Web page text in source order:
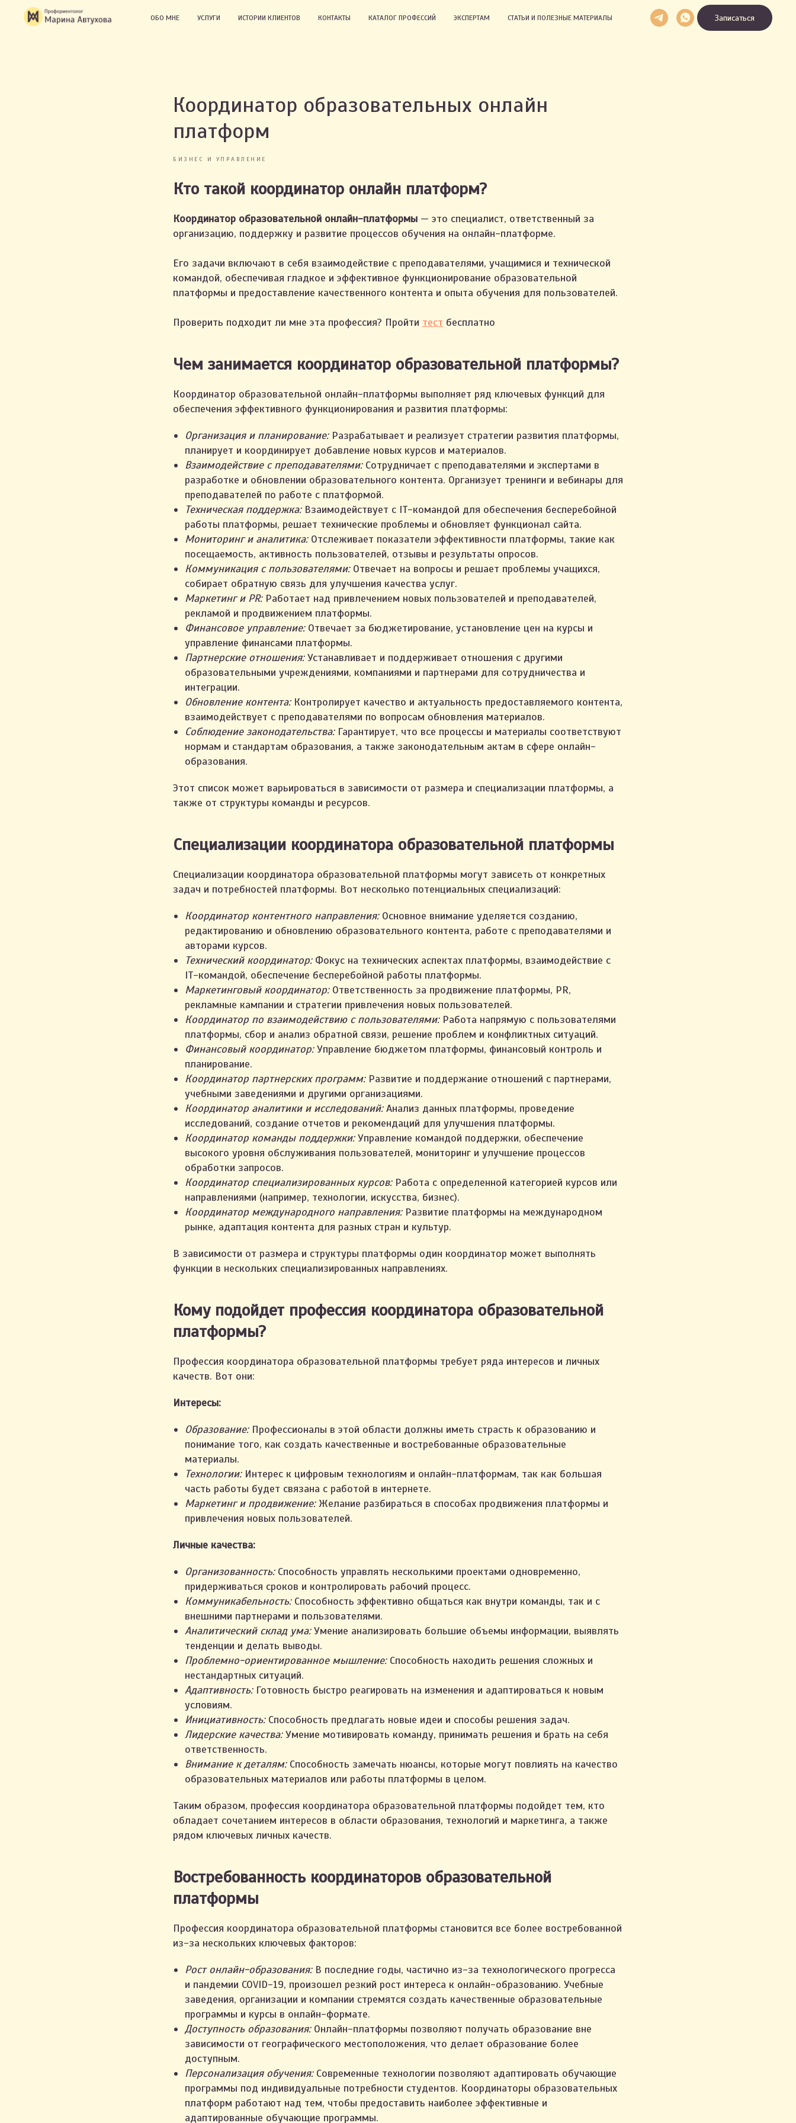
ОБО МНЕ УСЛУГИ ИСТОРИИ КЛИЕНТОВ КОНТАКТЫ КАТАЛОГ ПРОФЕССИЙ ЭКСПЕРТАМ СТАТЬИ И ПОЛЕЗНЫЕ МАТЕРИАЛЫ Записаться
Координатор образовательных онлайн
платформ
БИЗНЕС И УПРАВЛЕНИЕ
Кто такой координатор онлайн платформ?
Координатор образовательной онлайн-платформы — это специалист, ответственный за
организацию, поддержку и развитие процессов обучения на онлайн-платформе.
Его задачи включают в себя взаимодействие с преподавателями, учащимися и технической
командой, обеспечивая гладкое и эффективное функционирование образовательной
платформы и предоставление качественного контента и опыта обучения для пользователей.
Проверить подходит ли мне эта профессия? Пройти тест бесплатно
Чем занимается координатор образовательной платформы?
Координатор образовательной онлайн-платформы выполняет ряд ключевых функций для
обеспечения эффективного функционирования и развития платформы:
Организация и планирование:Разрабатывает и реализует стратегии развития платформы,
планирует и координирует добавление новых курсов и материалов.
Взаимодействие с преподавателями:Сотрудничает с преподавателями и экспертами в
разработке и обновлении образовательного контента. Организует тренинги и вебинары для
преподавателей по работе с платформой.
Техническая поддержка:Взаимодействует с IT-командой для обеспечения бесперебойной
работы платформы, решает технические проблемы и обновляет функционал сайта.
Мониторинг и аналитика:Отслеживает показатели эффективности платформы, такие как
посещаемость, активность пользователей, отзывы и результаты опросов.
Коммуникация с пользователями:Отвечает на вопросы и решает проблемы учащихся,
собирает обратную связь для улучшения качества услуг.
Маркетинг и PR:Работает над привлечением новых пользователей и преподавателей,
рекламой и продвижением платформы.
Финансовое управление:Отвечает за бюджетирование, установление цен на курсы и
управление финансами платформы.
Партнерские отношения:Устанавливает и поддерживает отношения с другими
образовательными учреждениями, компаниями и партнерами для сотрудничества и
интеграции.
Обновление контента:Контролирует качество и актуальность предоставляемого контента,
взаимодействует с преподавателями по вопросам обновления материалов.
Соблюдение законодательства:Гарантирует, что все процессы и материалы соответствуют
нормам и стандартам образования, а также законодательным актам в сфере онлайн-
образования.
Этот список может варьироваться в зависимости от размера и специализации платформы, а
также от структуры команды и ресурсов.
Специализации координатора образовательной платформы
Специализации координатора образовательной платформы могут зависеть от конкретных
задач и потребностей платформы. Вот несколько потенциальных специализаций:
Координатор контентного направления:Основное внимание уделяется созданию,
редактированию и обновлению образовательного контента, работе с преподавателями и
авторами курсов.
Технический координатор:Фокус на технических аспектах платформы, взаимодействие с
IT-командой, обеспечение бесперебойной работы платформы.
Маркетинговый координатор:Ответственность за продвижение платформы, PR,
рекламные кампании и стратегии привлечения новых пользователей.
Координатор по взаимодействию с пользователями:Работа напрямую с пользователями
платформы, сбор и анализ обратной связи, решение проблем и конфликтных ситуаций.
Финансовый координатор:Управление бюджетом платформы, финансовый контроль и
планирование.
Координатор партнерских программ:Развитие и поддержание отношений с партнерами,
учебными заведениями и другими организациями.
Координатор аналитики и исследований:Анализ данных платформы, проведение
исследований, создание отчетов и рекомендаций для улучшения платформы.
Координатор команды поддержки:Управление командой поддержки, обеспечение
высокого уровня обслуживания пользователей, мониторинг и улучшение процессов
обработки запросов.
Координатор специализированных курсов:Работа с определенной категорией курсов или
направлениями (например, технологии, искусства, бизнес).
Координатор международного направления:Развитие платформы на международном
рынке, адаптация контента для разных стран и культур.
В зависимости от размера и структуры платформы один координатор может выполнять
функции в нескольких специализированных направлениях.
Кому подойдет профессия координатора образовательной
платформы?
Профессия координатора образовательной платформы требует ряда интересов и личных
качеств. Вот они:
Интересы:
Образование:Профессионалы в этой области должны иметь страсть к образованию и
понимание того, как создать качественные и востребованные образовательные
материалы.
Технологии:Интерес к цифровым технологиям и онлайн-платформам, так как большая
часть работы будет связана с работой в интернете.
Маркетинг и продвижение:Желание разбираться в способах продвижения платформы и
привлечения новых пользователей.
Личные качества:
Организованность:Способность управлять несколькими проектами одновременно,
придерживаться сроков и контролировать рабочий процесс.
Коммуникабельность:Способность эффективно общаться как внутри команды, так и с
внешними партнерами и пользователями.
Аналитический склад ума:Умение анализировать большие объемы информации, выявлять
тенденции и делать выводы.
Проблемно-ориентированное мышление:Способность находить решения сложных и
нестандартных ситуаций.
Адаптивность:Готовность быстро реагировать на изменения и адаптироваться к новым
условиям.
Инициативность:Способность предлагать новые идеи и способы решения задач.
Лидерские качества:Умение мотивировать команду, принимать решения и брать на себя
ответственность.
Внимание к деталям:Способность замечать нюансы, которые могут повлиять на качество
образовательных материалов или работы платформы в целом.
Таким образом, профессия координатора образовательной платформы подойдет тем, кто
обладает сочетанием интересов в области образования, технологий и маркетинга, а также
рядом ключевых личных качеств.
Востребованность координаторов образовательной
платформы
Профессия координатора образовательной платформы становится все более востребованной
из-за нескольких ключевых факторов:
Рост онлайн-образования:В последние годы, частично из-за технологического прогресса
и пандемии COVID-19, произошел резкий рост интереса к онлайн-образованию. Учебные
заведения, организации и компании стремятся создать качественные образовательные
программы и курсы в онлайн-формате.
Доступность образования:Онлайн-платформы позволяют получать образование вне
зависимости от географического местоположения, что делает образование более
доступным.
Персонализация обучения:Современные технологии позволяют адаптировать обучающие
программы под индивидуальные потребности студентов. Координаторы образовательных
платформ работают над тем, чтобы предоставить наиболее эффективные и
адаптированные обучающие программы.